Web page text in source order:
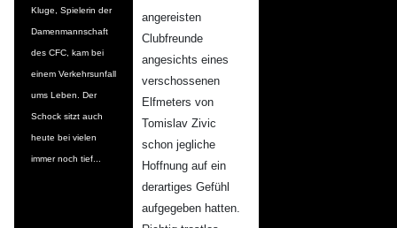
Kluge, Spielerin der
Damenmannschaft
des CFC, kam bei
einem Verkehrsunfall
ums Leben. Der
Schock sitzt auch
heute bei vielen
immer noch tief...
angereisten
Clubfreunde
angesichts eines
verschossenen
Elfmeters von
Tomislav Zivic
schon jegliche
Hoffnung auf ein
derartiges Gefühl
aufgegeben hatten.